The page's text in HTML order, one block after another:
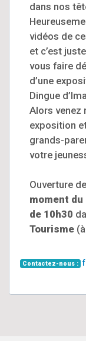
dans nos
vidéos de
et c’est
vous faire
d’une
Dingue
Alors venez
exposition
grands-
votre
Ouverture
moment
de 10h30
Tourisme
Contactez-nous :